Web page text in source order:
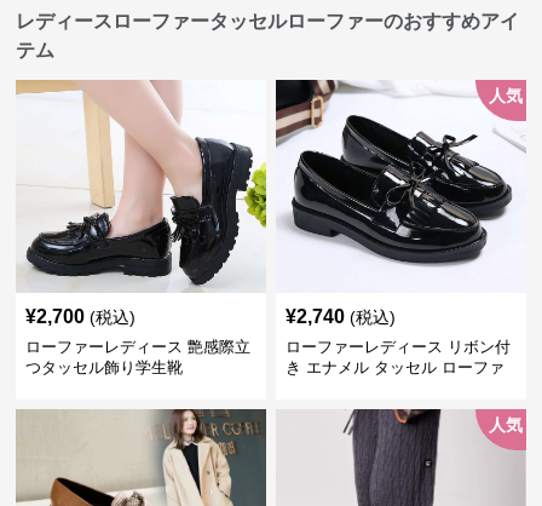
レディースローファータッセルローファーのおすすめアイ
テム
¥2,700 (税込)
ローファーレディース 艶感際立
つタッセル飾り学生靴
人気
¥2,740 (税込)
ローファーレディース リボン付
き エナメル タッセル ローファ
人気